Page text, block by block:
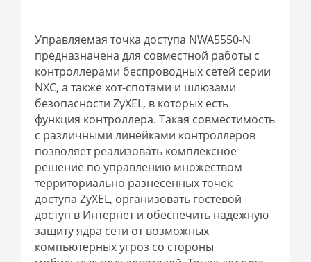
Управляемая точка доступа NWA5550-N
предназначена для совместной работы с
контроллерами беспроводных сетей серии
NXC, а также хот-спотами и шлюзами
безопасности ZyXEL, в которых есть
функция контроллера. Такая совместимость
с различными линейками контроллеров
позволяет реализовать комплексное
решение по управлению множеством
территориально разнесенных точек
доступа ZyXEL, организовать гостевой
доступ в Интернет и обеспечить надежную
защиту ядра сети от возможных
компьютерных угроз со стороны